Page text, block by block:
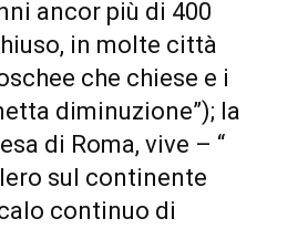
ancor più di 400
in molte città
che chiese e i
diminuzione”); la
di Roma, vive – “
sul continente
continuo di